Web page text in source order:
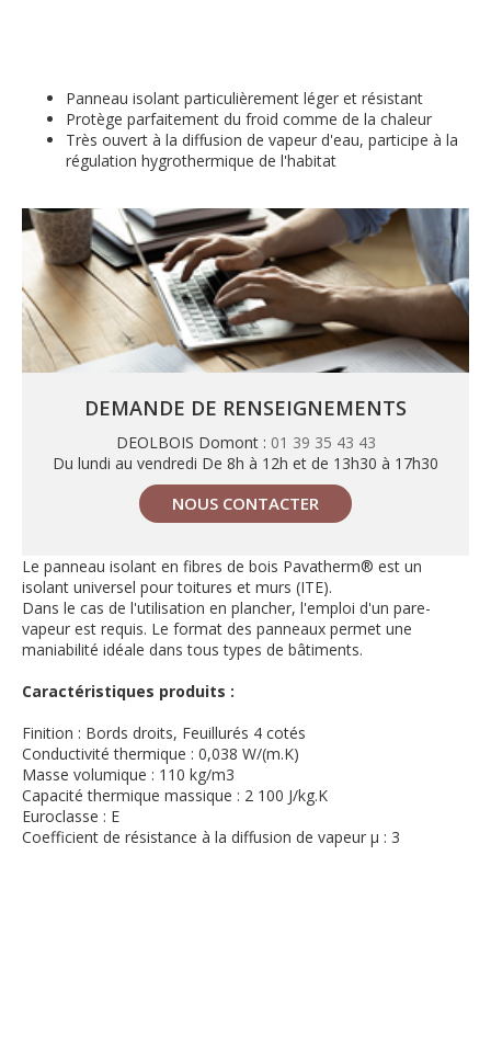
Panneau isolant particulièrement léger et résistant
Protège parfaitement du froid comme de la chaleur
Très ouvert à la diffusion de vapeur d'eau, participe à la
régulation hygrothermique de l'habitat
DEMANDE DE RENSEIGNEMENTS
DEOLBOIS Domont : 01 39 35 43 43
Du lundi au vendredi De 8h à 12h et de 13h30 à 17h30
NOUS CONTACTER
Le panneau isolant en fibres de bois Pavatherm® est un
isolant universel pour toitures et murs (ITE).
Dans le cas de l'utilisation en plancher, l'emploi d'un pare-
vapeur est requis. Le format des panneaux permet une
maniabilité idéale dans tous types de bâtiments.
Caractéristiques produits :
Finition : Bords droits, Feuillurés 4 cotés
Conductivité thermique : 0,038 W/(m.K)
Masse volumique : 110 kg/m3
Capacité thermique massique : 2 100 J/kg.K
Euroclasse : E
Coefficient de résistance à la diffusion de vapeur µ : 3